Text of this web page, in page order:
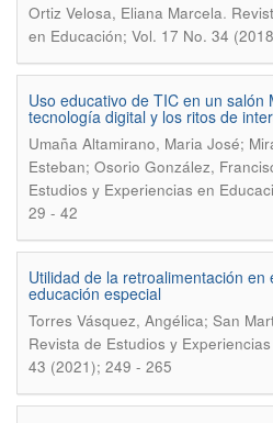
Ortiz Velosa, Eliana Marcela.
en Educación; Vol. 17 No. 34
Uso educativo de TIC en un
tecnología digital y los ritos de
Umaña Altamirano, Maria José;
Esteban; Osorio González,
Estudios y Experiencias en
29 - 42
Utilidad de la retroalimentación
educación especial
Torres Vásquez, Angélica; San
Revista de Estudios y
43 (2021); 249 - 265